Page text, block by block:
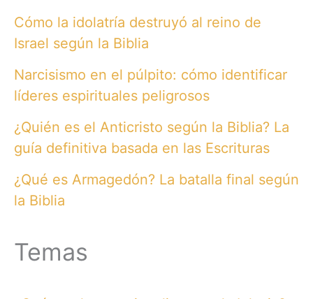
Cómo la idolatría destruyó al reino de
Israel según la Biblia
Narcisismo en el púlpito: cómo identificar
líderes espirituales peligrosos
¿Quién es el Anticristo según la Biblia? La
guía definitiva basada en las Escrituras
¿Qué es Armagedón? La batalla final según
la Biblia
Temas